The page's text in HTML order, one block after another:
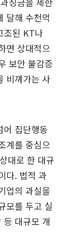
달해 수천억
조된 KT나
면 상대적으
보안 불감증
비껴가는 사
어 집단행동
계를 중심으
대로 한 대규
다. 법적 과
업의 과실을
모를 두고 실
등 대규모 개